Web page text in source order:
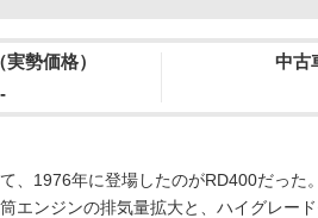
勢価格）
中古
、1976年に登場したのがRD400だった
エンジンの排気量拡大と、ハイグレー